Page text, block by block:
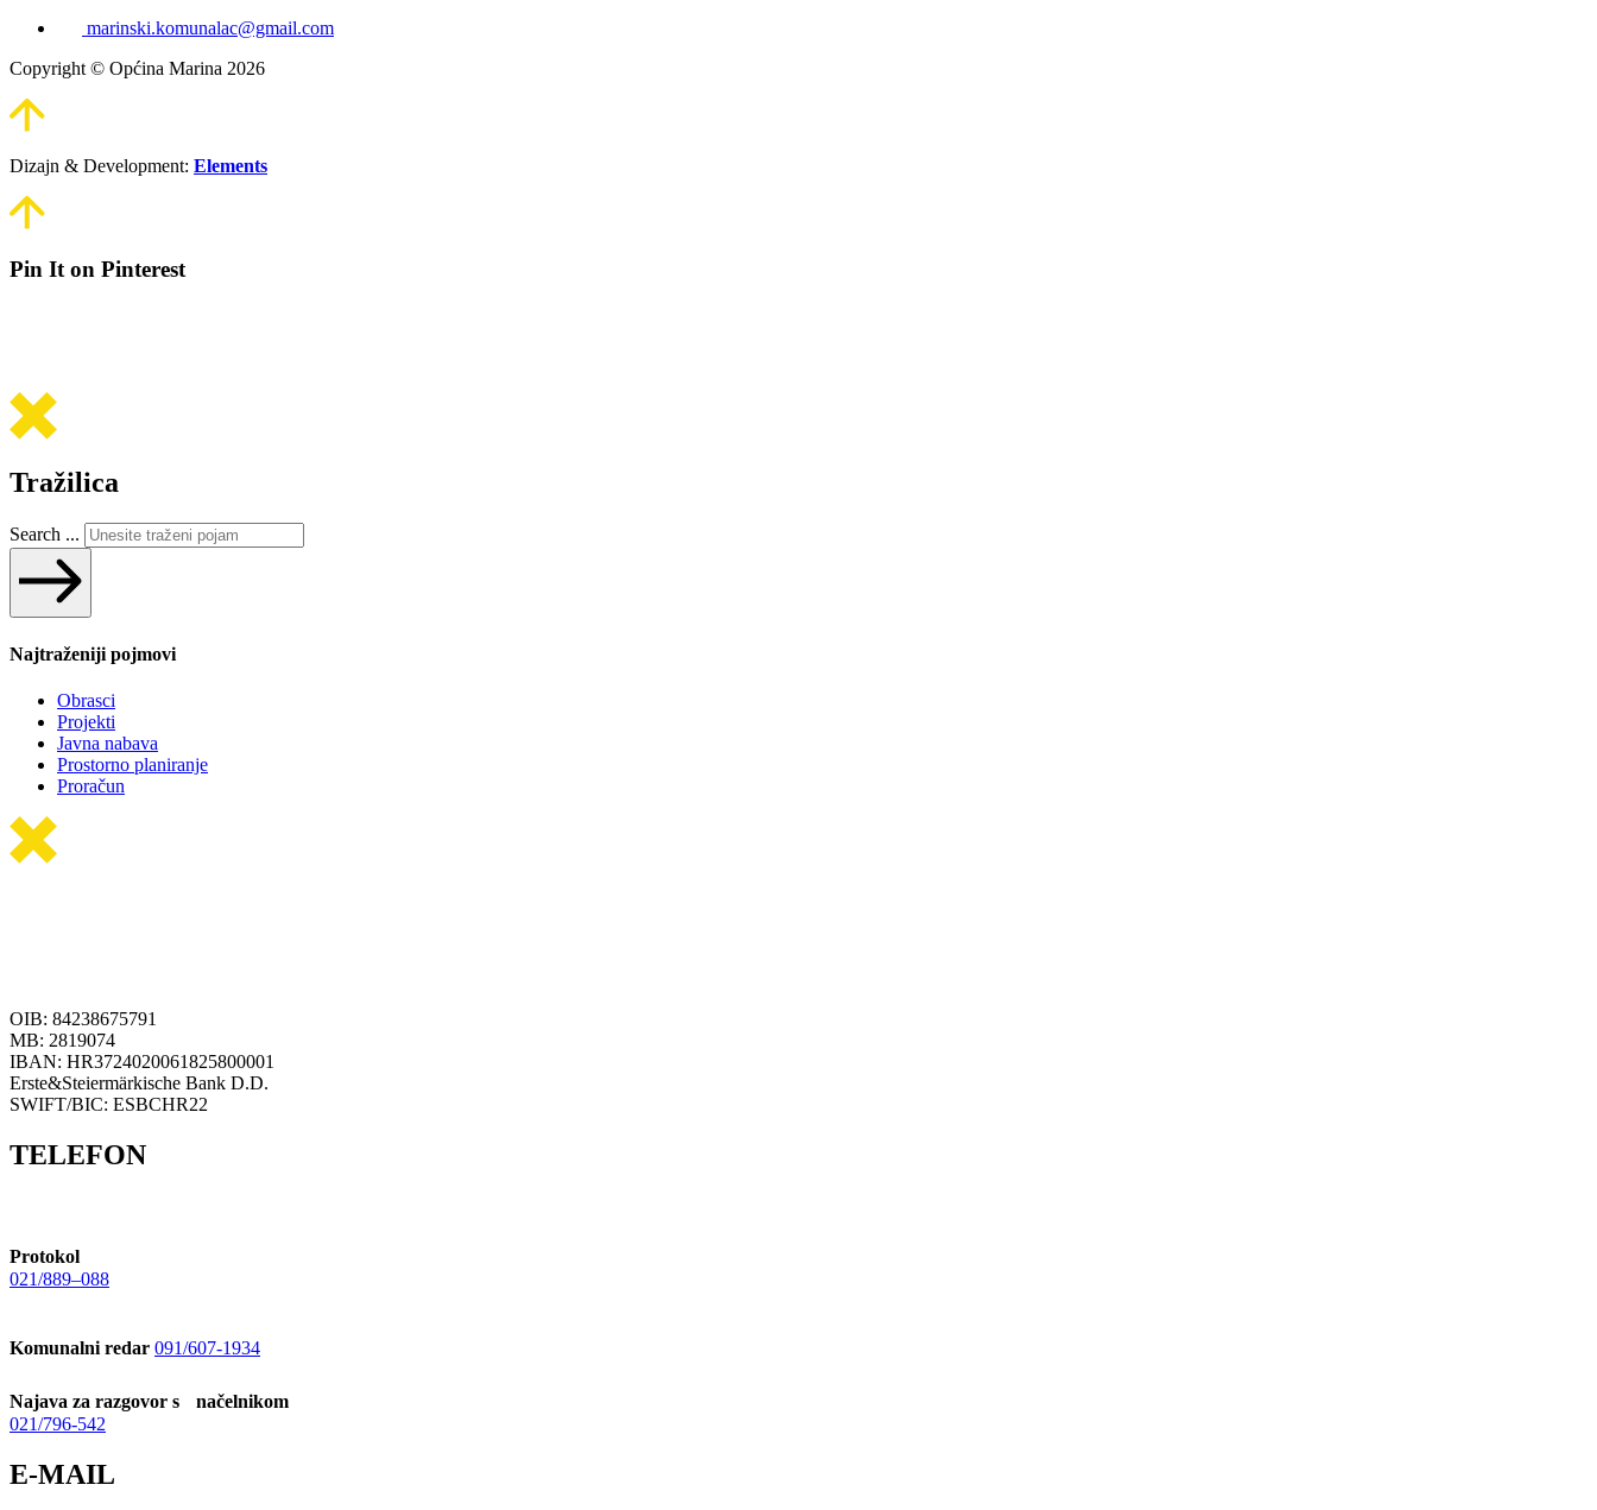
marinski.komunalac@gmail.com
Copyright © Općina Marina 2026
Dizajn & Development: Elements
Pin It on Pinterest
Tražilica
Search ...
Najtraženiji pojmovi
Obrasci
Projekti
Javna nabava
Prostorno planiranje
Proračun
OIB: 84238675791
MB: 2819074
IBAN: HR3724020061825800001
Erste&Steiermärkische Bank D.D.
SWIFT/BIC: ESBCHR22
TELEFON
Protokol
021/889–088
Komunalni redar 091/607-1934
Najava za razgovor s načelnikom
021/796-542
E-MAIL